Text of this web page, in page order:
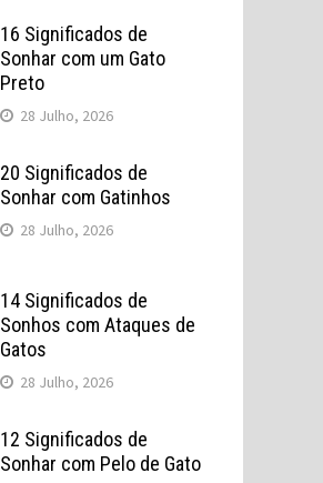
16 Significados de
Sonhar com um Gato
Preto
28 Julho, 2026
20 Significados de
Sonhar com Gatinhos
28 Julho, 2026
14 Significados de
Sonhos com Ataques de
Gatos
28 Julho, 2026
12 Significados de
Sonhar com Pelo de Gato